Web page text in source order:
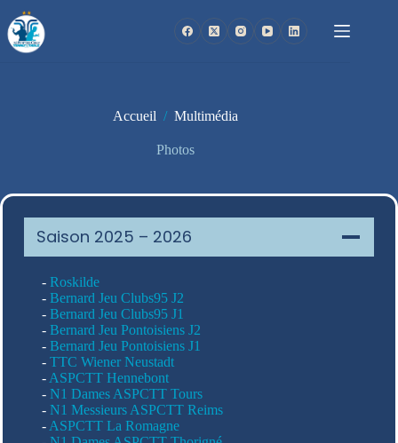
au
contenu
Accueil / Multimédia
Photos
Saison 2025 – 2026
- Roskilde
- Bernard Jeu Clubs95 J2
- Bernard Jeu Clubs95 J1
- Bernard Jeu Pontoisiens J2
- Bernard Jeu Pontoisiens J1
- TTC Wiener Neustadt
- ASPCTT Hennebont
- N1 Dames ASPCTT Tours
- N1 Messieurs ASPCTT Reims
- ASPCTT La Romagne